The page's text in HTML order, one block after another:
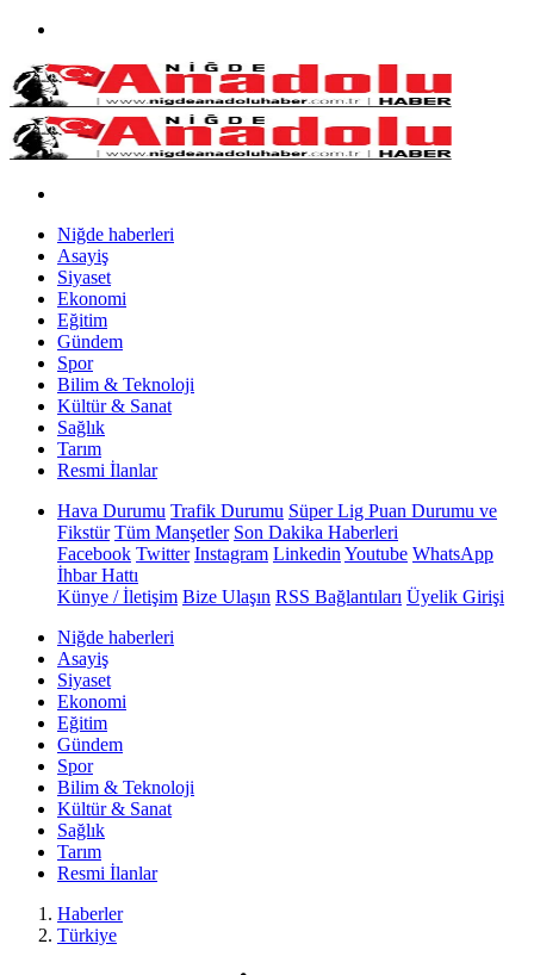
Niğde haberleri
Asayiş
Siyaset
Ekonomi
Eğitim
Gündem
Spor
Bilim & Teknoloji
Kültür & Sanat
Sağlık
Tarım
Resmi İlanlar
Hava Durumu Trafik Durumu Süper Lig Puan Durumu ve
Fikstür Tüm Manşetler Son Dakika Haberleri
Facebook Twitter Instagram Linkedin Youtube WhatsApp
İhbar Hattı
Künye / İletişim Bize Ulaşın RSS Bağlantıları Üyelik Girişi
Niğde haberleri
Asayiş
Siyaset
Ekonomi
Eğitim
Gündem
Spor
Bilim & Teknoloji
Kültür & Sanat
Sağlık
Tarım
Resmi İlanlar
Haberler
Türkiye